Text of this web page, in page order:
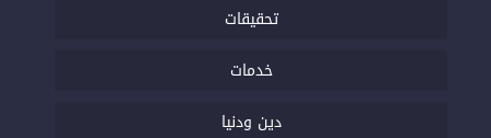
تحقيقات
خدمات
دين ودنيا